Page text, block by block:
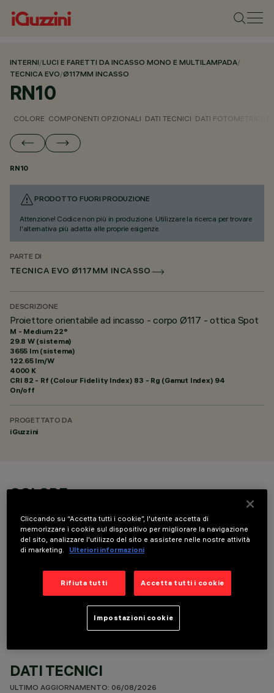
INTERNI/LUCI E FARETTI DA INCASSO MONO E MULTILAMPADA/
TECNICA EVO/Ø117MM INCASSO
RN10
COLORE COMPONENTI OPZIONALI DATI TECNICI DATI FOTOMETRICI
RN10
PRODOTTO FUORI PRODUZIONE
Attenzione! Codice non più in produzione. Utilizzare la ricerca per trovare
l'alternativa più adatta alle proprie esigenze.
PARTE DI
TECNICA EVO Ø117MM INCASSO
DESCRIZIONE
Proiettore orientabile ad incasso - corpo Ø117 - ottica Spot
M - Medium 22°
29.8 W (sistema)
3655 lm (sistema)
122.65 lm/W
4000 K
CRI 82 - Rf (Colour Fidelity Index) 83 - Rg (Gamut Index) 94
On/off
PROGETTATO DA
iGuzzini
COLORE
COMPONENTI OPZIONALI
DATI TECNICI
ULTIMO AGGIORNAMENTO: 06/08/2026
Cliccando su “Accetta tutti i cookie”, l'utente accetta di
memorizzare i cookie sul dispositivo per migliorare la navigazione
del sito, analizzare l'utilizzo del sito e assistere nelle nostre attività
di marketing.
Ulteriori informazioni
Rifiuta tutti Accetta tutti i cookie
Impostazioni cookie